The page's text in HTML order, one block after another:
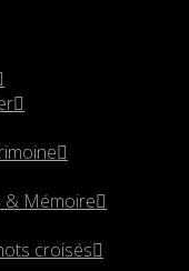
& Mémoire
croisés